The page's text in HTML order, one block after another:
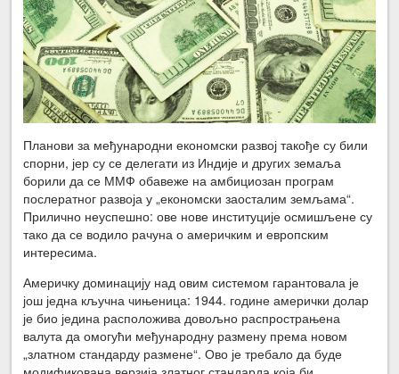
Планови за међународни економски развој такође су били
спорни, јер су се делегати из Индије и других земаља
борили да се ММФ обавеже на амбициозан програм
послератног развоја у „економски заосталим земљама“.
Прилично неуспешно: ове нове институције осмишљене су
тако да се водило рачуна о америчким и европским
интересима.
Америчку доминацију над овим системом гарантовала је
још једна кључна чињеница: 1944. године амерички долар
је био једина расположива довољно распрострањена
валута да омогући међународну размену према новом
„златном стандарду размене“. Ово је требало да буде